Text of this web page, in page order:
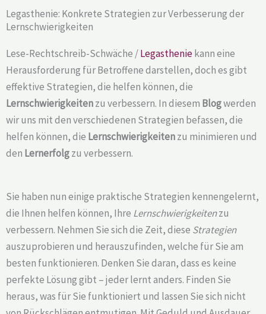
Legasthenie: Konkrete Strategien zur Verbesserung der
Lernschwierigkeiten
Lese-Rechtschreib-Schwäche /Legastheniekann eine
Herausforderung für Betroffene darstellen, doch es gibt
effektive Strategien, die helfen können, die
Lernschwierigkeitenzu verbessern. In diesem Blogwerden
wir uns mit den verschiedenen Strategien befassen, die
helfen können, die Lernschwierigkeitenzu minimieren und
den Lernerfolgzu verbessern.
Sie haben nun einige praktische Strategien kennengelernt,
die Ihnen helfen können, Ihre Lernschwierigkeitenzu
verbessern. Nehmen Sie sich die Zeit, diese Strategien
auszuprobieren und herauszufinden, welche für Sie am
besten funktionieren. Denken Sie daran, dass es keine
perfekte Lösung gibt – jeder lernt anders. Finden Sie
heraus, was für Sie funktioniert und lassen Sie sich nicht